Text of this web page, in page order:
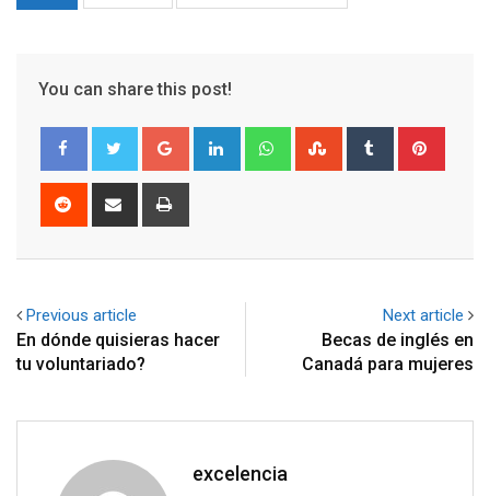
You can share this post!
Google+ LinkedIn WhatsappStumbleUpon
Tumblr
Reddit
Share
Previous article
En dónde quisieras hacer
tu voluntariado?
Next article
Becas de inglés en
Canadá para mujeres
excelencia